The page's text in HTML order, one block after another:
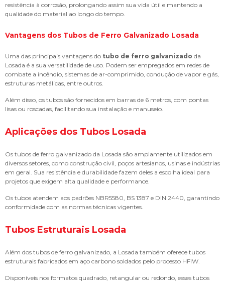
resistência à corrosão, prolongando assim sua vida útil e mantendo a
qualidade do material ao longo do tempo.
Vantagens dos Tubos de Ferro Galvanizado Losada
Uma das principais vantagens do tubo de ferro galvanizado da
Losada é a sua versatilidade de uso. Podem ser empregados em redes de
combate a incêndio, sistemas de ar-comprimido, condução de vapor e gás,
estruturas metálicas, entre outros.
Além disso, os tubos são fornecidos em barras de 6 metros, com pontas
lisas ou roscadas, facilitando sua instalação e manuseio.
Aplicações dos Tubos Losada
Os tubos de ferro galvanizado da Losada são amplamente utilizados em
diversos setores, como construção civil, poços artesianos, usinas e indústrias
em geral. Sua resistência e durabilidade fazem deles a escolha ideal para
projetos que exigem alta qualidade e performance.
Os tubos atendem aos padrões NBR5580, BS 1387 e DIN 2440, garantindo
conformidade com as normas técnicas vigentes.
Tubos Estruturais Losada
Além dos tubos de ferro galvanizado, a Losada também oferece tubos
estruturais fabricados em aço carbono soldados pelo processo HFIW.
Disponíveis nos formatos quadrado, retangular ou redondo, esses tubos